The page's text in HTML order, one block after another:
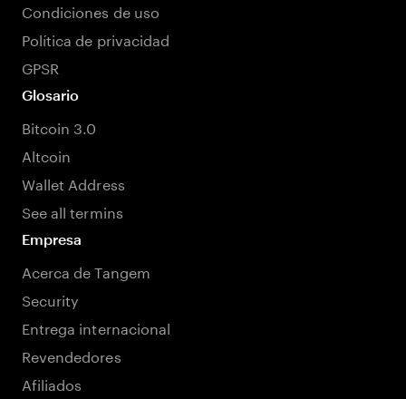
Condiciones de uso
Política de privacidad
GPSR
Glosario
Bitcoin 3.0
Altcoin
Wallet Address
See all termins
Empresa
Acerca de Tangem
Security
Entrega internacional
Revendedores
Afiliados